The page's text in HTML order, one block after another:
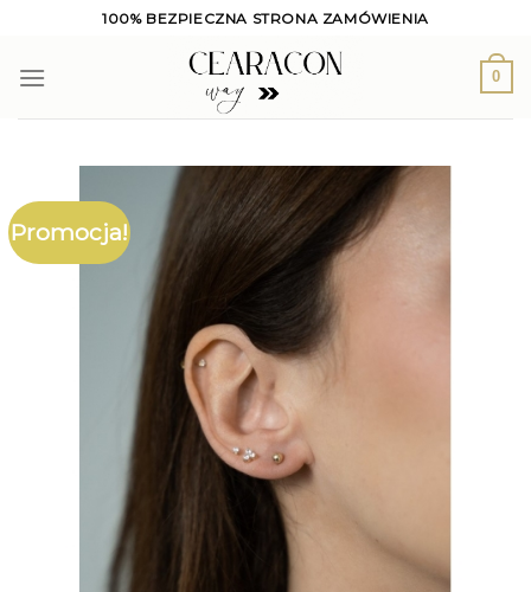
content
100% BEZPIECZNA STRONA ZAMÓWIENIA
0
Promocja!